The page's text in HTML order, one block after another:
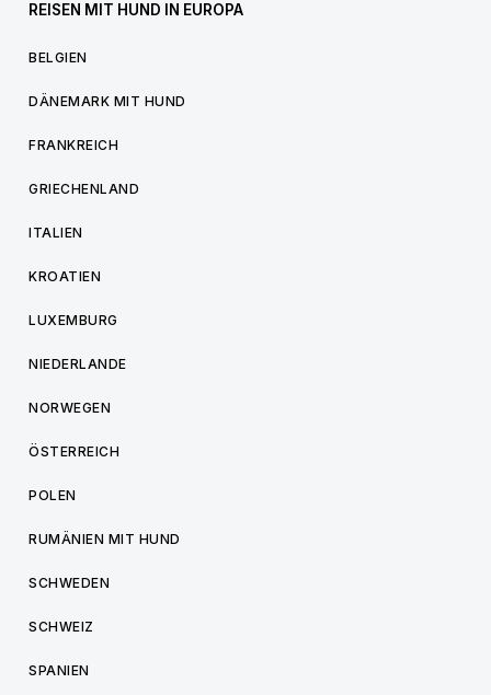
REISEN MIT HUND IN EUROPA
BELGIEN
DÄNEMARK MIT HUND
FRANKREICH
GRIECHENLAND
ITALIEN
KROATIEN
LUXEMBURG
NIEDERLANDE
NORWEGEN
ÖSTERREICH
POLEN
RUMÄNIEN MIT HUND
SCHWEDEN
SCHWEIZ
SPANIEN